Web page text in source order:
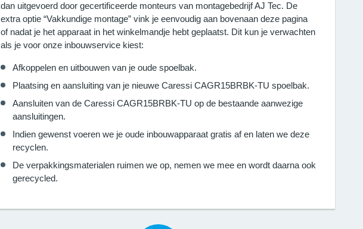
dan uitgevoerd door gecertificeerde monteurs van montagebedrijf AJ Tec. De
extra optie “Vakkundige montage” vink je eenvoudig aan bovenaan deze pagina
of nadat je het apparaat in het winkelmandje hebt geplaatst. Dit kun je verwachten
als je voor onze inbouwservice kiest:
Afkoppelen en uitbouwen van je oude spoelbak.
Plaatsing en aansluiting van je nieuwe Caressi CAGR15BRBK-TU spoelbak.
Aansluiten van de Caressi CAGR15BRBK-TU op de bestaande aanwezige
aansluitingen.
Indien gewenst voeren we je oude inbouwapparaat gratis af en laten we deze
recyclen.
De verpakkingsmaterialen ruimen we op, nemen we mee en wordt daarna ook
gerecycled.